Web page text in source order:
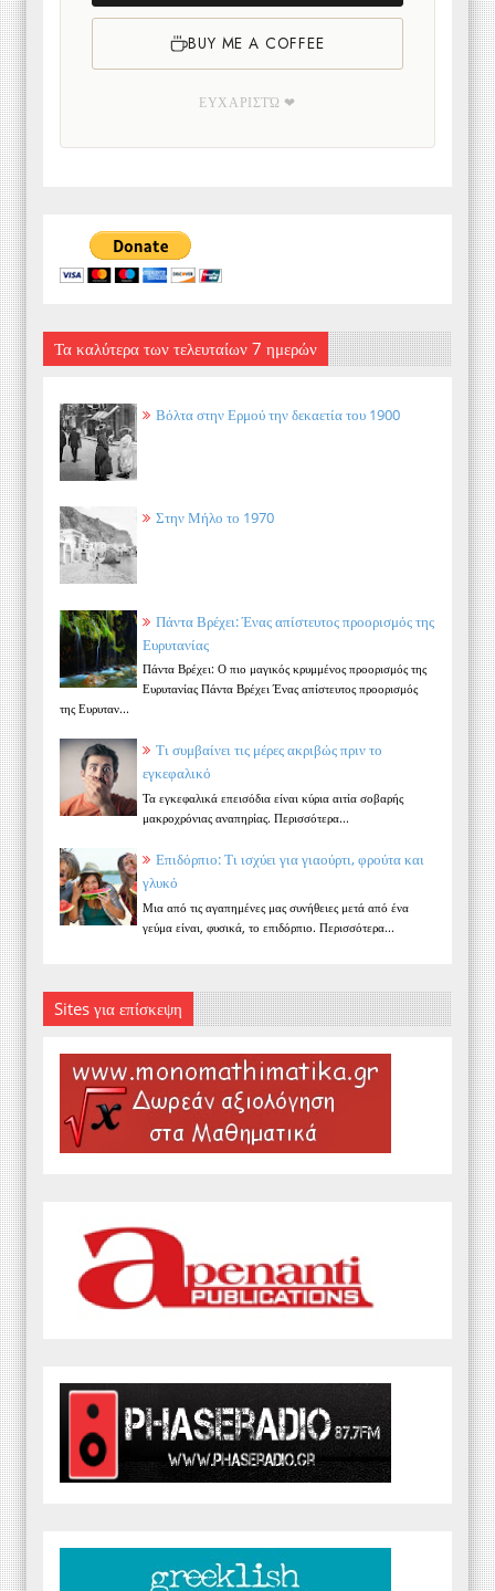
BUY ME A COFFEE
ΕΥΧΑΡΙΣΤΏ ❤
Τα καλύτερα των τελευταίων 7 ημερών
Βόλτα στην Ερμού την δεκαετία του 1900
Στην Μήλο το 1970
Πάντα Βρέχει: Ένας απίστευτος προορισμός της
Ευρυτανίας
Πάντα Βρέχει: Ο πιο μαγικός κρυμμένος προορισμός της
Ευρυτανίας Πάντα Βρέχει Ένας απίστευτος προορισμός
της Ευρυταν...
Τι συμβαίνει τις μέρες ακριβώς πριν το
εγκεφαλικό
Τα εγκεφαλικά επεισόδια είναι κύρια αιτία σοβαρής
μακροχρόνιας αναπηρίας. Περισσότερα...
Επιδόρπιο: Τι ισχύει για γιαούρτι, φρούτα και
γλυκό
Μια από τις αγαπημένες μας συνήθειες μετά από ένα
γεύμα είναι, φυσικά, το επιδόρπιο. Περισσότερα...
Sites για επίσκεψη